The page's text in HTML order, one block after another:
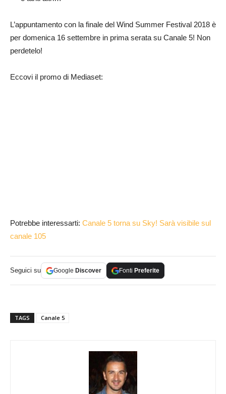
L’appuntamento con la finale del Wind Summer Festival 2018 è
per domenica 16 settembre in prima serata su Canale 5! Non
perdetelo!
Eccovi il promo di Mediaset:
Potrebbe interessarti: Canale 5 torna su Sky! Sarà visibile sul
canale 105
Seguici su Google Discover Fonti Preferite
TAGS Canale 5